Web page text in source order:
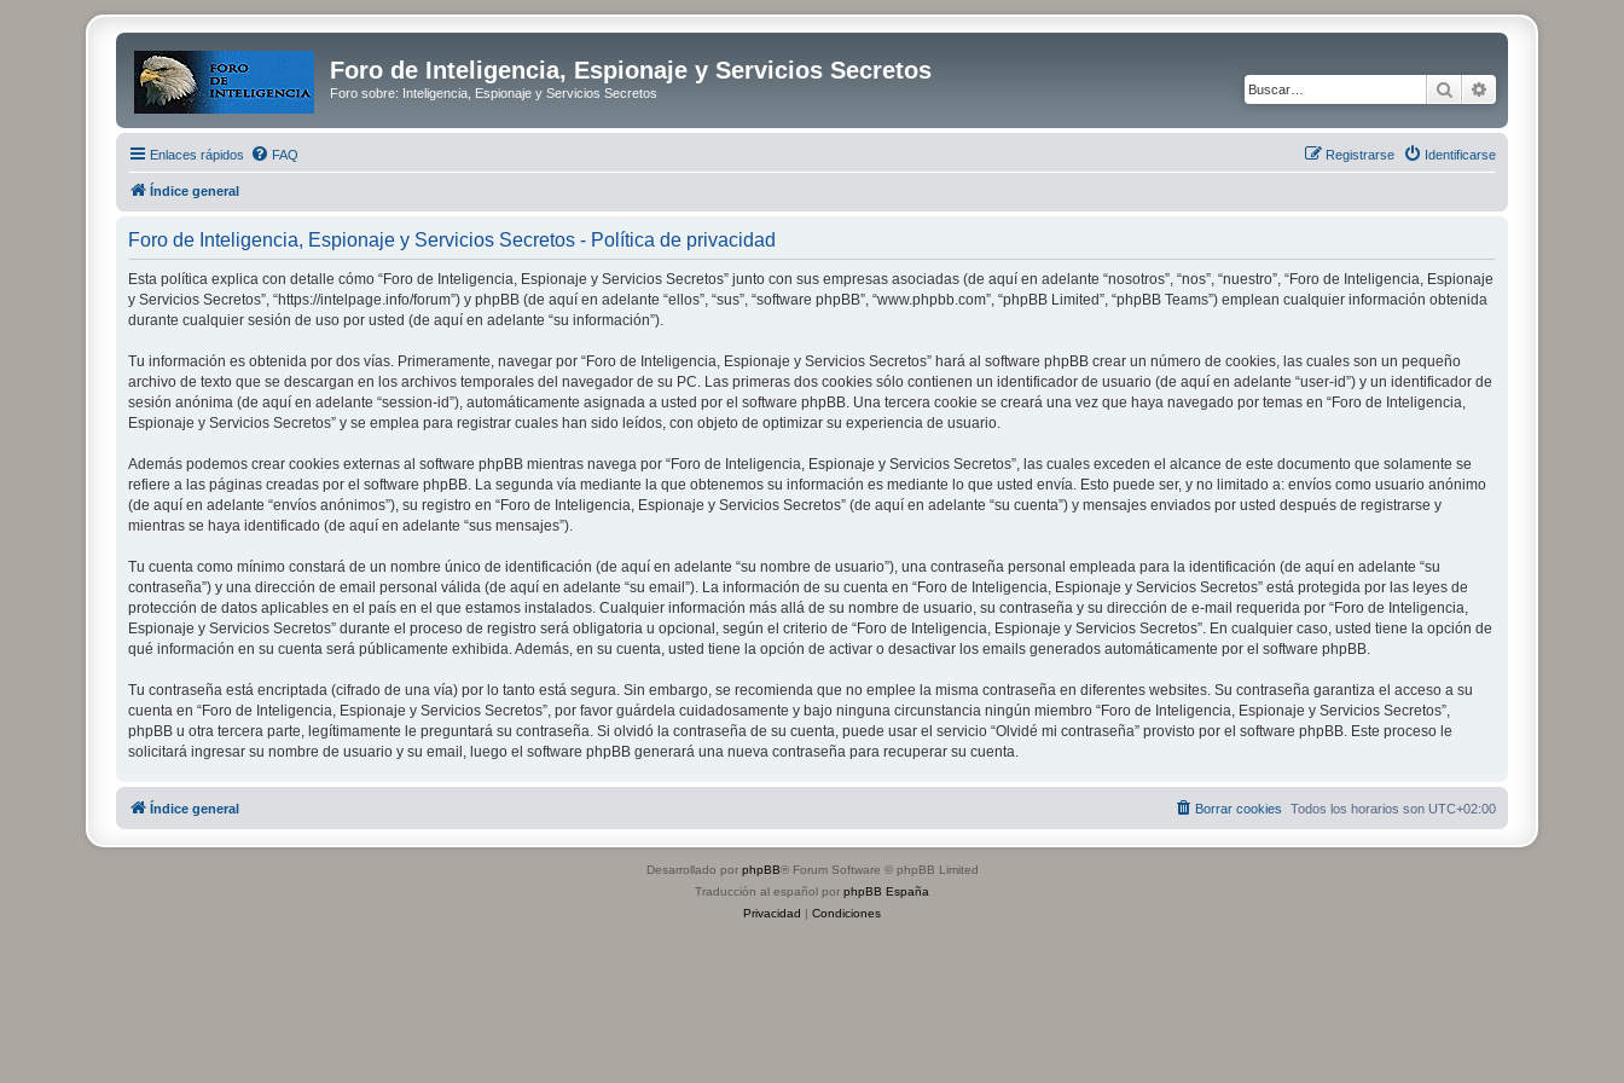
Foro de Inteligencia, Espionaje y Servicios Secretos
Foro sobre: Inteligencia, Espionaje y Servicios Secretos Buscar
Enlaces rápidos FAQ Identificarse
Registrarse
Índice general
Foro de Inteligencia, Espionaje y Servicios Secretos - Política de privacidad
Esta política explica con detalle cómo “Foro de Inteligencia, Espionaje y Servicios Secretos” junto con sus empresas asociadas (de aquí en adelante “nosotros”, “nos”, “nuestro”, “Foro de Inteligencia, Espionaje
y Servicios Secretos”, “https://intelpage.info/forum”) y phpBB (de aquí en adelante “ellos”, “sus”, “software phpBB”, “www.phpbb.com”, “phpBB Limited”, “phpBB Teams”) emplean cualquier información obtenida
durante cualquier sesión de uso por usted (de aquí en adelante “su información”).
Tu información es obtenida por dos vías. Primeramente, navegar por “Foro de Inteligencia, Espionaje y Servicios Secretos” hará al software phpBB crear un número de cookies, las cuales son un pequeño
archivo de texto que se descargan en los archivos temporales del navegador de su PC. Las primeras dos cookies sólo contienen un identificador de usuario (de aquí en adelante “user-id”) y un identificador de
sesión anónima (de aquí en adelante “session-id”), automáticamente asignada a usted por el software phpBB. Una tercera cookie se creará una vez que haya navegado por temas en “Foro de Inteligencia,
Espionaje y Servicios Secretos” y se emplea para registrar cuales han sido leídos, con objeto de optimizar su experiencia de usuario.
Además podemos crear cookies externas al software phpBB mientras navega por “Foro de Inteligencia, Espionaje y Servicios Secretos”, las cuales exceden el alcance de este documento que solamente se
refiere a las páginas creadas por el software phpBB. La segunda vía mediante la que obtenemos su información es mediante lo que usted envía. Esto puede ser, y no limitado a: envíos como usuario anónimo
(de aquí en adelante “envíos anónimos”), su registro en “Foro de Inteligencia, Espionaje y Servicios Secretos” (de aquí en adelante “su cuenta”) y mensajes enviados por usted después de registrarse y
mientras se haya identificado (de aquí en adelante “sus mensajes”).
Tu cuenta como mínimo constará de un nombre único de identificación (de aquí en adelante “su nombre de usuario”), una contraseña personal empleada para la identificación (de aquí en adelante “su
contraseña”) y una dirección de email personal válida (de aquí en adelante “su email”). La información de su cuenta en “Foro de Inteligencia, Espionaje y Servicios Secretos” está protegida por las leyes de
protección de datos aplicables en el país en el que estamos instalados. Cualquier información más allá de su nombre de usuario, su contraseña y su dirección de e-mail requerida por “Foro de Inteligencia,
Espionaje y Servicios Secretos” durante el proceso de registro será obligatoria u opcional, según el criterio de “Foro de Inteligencia, Espionaje y Servicios Secretos”. En cualquier caso, usted tiene la opción de
qué información en su cuenta será públicamente exhibida. Además, en su cuenta, usted tiene la opción de activar o desactivar los emails generados automáticamente por el software phpBB.
Tu contraseña está encriptada (cifrado de una vía) por lo tanto está segura. Sin embargo, se recomienda que no emplee la misma contraseña en diferentes websites. Su contraseña garantiza el acceso a su
cuenta en “Foro de Inteligencia, Espionaje y Servicios Secretos”, por favor guárdela cuidadosamente y bajo ninguna circunstancia ningún miembro “Foro de Inteligencia, Espionaje y Servicios Secretos”,
phpBB u otra tercera parte, legítimamente le preguntará su contraseña. Si olvidó la contraseña de su cuenta, puede usar el servicio “Olvidé mi contraseña” provisto por el software phpBB. Este proceso le
solicitará ingresar su nombre de usuario y su email, luego el software phpBB generará una nueva contraseña para recuperar su cuenta.
Índice general Todos los horarios son UTC+02:00
Borrar cookies
Desarrollado por phpBB® Forum Software © phpBB Limited
Traducción al español por phpBB España
Privacidad | Condiciones